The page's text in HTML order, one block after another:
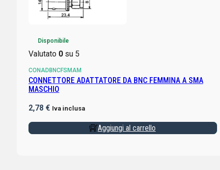
Disponibile
Valutato 0su 5
CONADBNCFSMAM
CONNETTORE ADATTATORE DA BNC FEMMINA A SMA
MASCHIO
2,78 € Iva inclusa
Aggiungi al carrello